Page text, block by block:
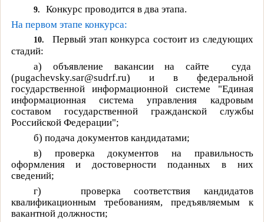
9.
Конкурс проводится в два этапа.
На первом этапе конкурса:
10.
Первый этап конкурса состоит из следующих
стадий:
а)
объявление вакансии на сайте
суда
(pugachevsky.sar@sudrf.ru) и в федеральной
государственной информационной системе "Единая
информационная система управления кадровым
составом государственной гражданской службы
Российской Федерации";
б) подача документов кандидатами;
в)
проверка документов на правильность
оформления и достоверности поданных в них
сведений;
г)
проверка соответствия кандидатов
квалификационным требованиям, предъявляемым к
вакантной должности;